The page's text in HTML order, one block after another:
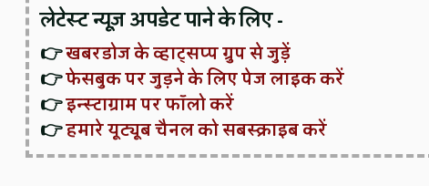
लेटेस्ट न्यूज़ अपडेट पाने के लिए -
👉खबरडोज के व्हाट्सप्प ग्रुप से जुड़ें
👉फेसबुक पर जुड़ने के लिए पेज लाइक करें
👉इन्स्टाग्राम पर फॉलो करें
👉हमारे यूट्यूब चैनल को सबस्क्राइब करें